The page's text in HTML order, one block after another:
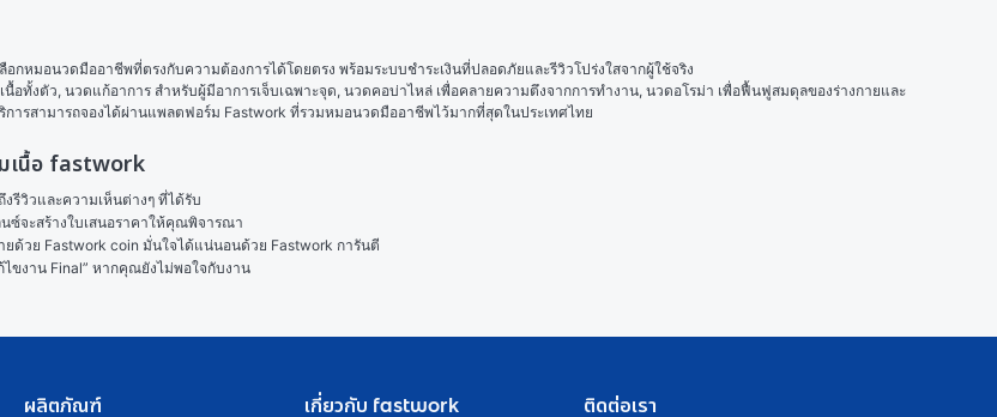
กหมอนวดมืออาชีพที่ตรงกับความต้องการได้โดยตรง พร้อมระบบชำระเงินที่ปลอดภัยและรีวิวโปร่งใสจากผู้ใช้จริง
นื้อทั้งตัว, นวดแก้อาการ สำหรับผู้มีอาการเจ็บเฉพาะจุด, นวดคอบ่าไหล่ เพื่อคลายความตึงจากการทำงาน, นวดอโรม่า เพื่อฟื้นฟูสมดุลของร่างกายและ
ารสามารถจองได้ผ่านแพลตฟอร์ม Fastwork ที่รวมหมอนวดมืออาชีพไว้มากที่สุดในประเทศไทย
เนื้อ fastwork
รีวิวและความเห็นต่างๆ ที่ได้รับ
ซ์จะสร้างใบเสนอราคาให้คุณพิจารณา
ยด้วย Fastwork coin มั่นใจได้แน่นอนด้วย Fastwork การันตี
ขงาน Final” หากคุณยังไม่พอใจกับงาน
ผลิตภัณฑ์ เกี่ยวกับ fastwork ติดต่อเรา